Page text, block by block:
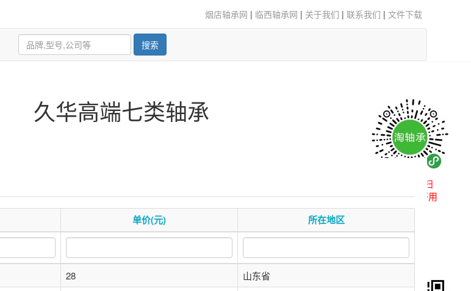
烟店轴承网 | 临西轴承网 | 关于我们 | 联系我们 | 文件下载
搜索
微信扫一扫
小程序更好用
久华高端七类轴承
单价(元) 所在地区
28
山东省